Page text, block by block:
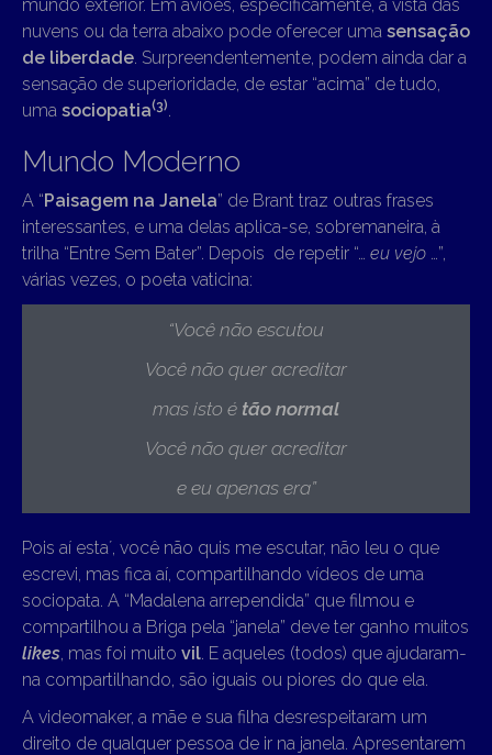
mundo exterior. Em aviões, especificamente, a vista das
nuvens ou da terra abaixo pode oferecer uma sensação
de liberdade. Surpreendentemente, podem ainda dar a
sensação de superioridade, de estar “acima” de tudo,
uma sociopatia(3).
Mundo Moderno
A “Paisagem na Janela” de Brant traz outras frases
interessantes, e uma delas aplica-se, sobremaneira, à
trilha “Entre Sem Bater”. Depois de repetir “… eu vejo …”,
várias vezes, o poeta vaticina:
“Você não escutou
Você não quer acreditar
mas isto é tão normal
Você não quer acreditar
e eu apenas era”
Pois aí esta´, você não quis me escutar, não leu o que
escrevi, mas fica aí, compartilhando vídeos de uma
sociopata. A “Madalena arrependida” que filmou e
compartilhou a Briga pela “janela” deve ter ganho muitos
likes, mas foi muito vil. E aqueles (todos) que ajudaram-
na compartilhando, são iguais ou piores do que ela.
A videomaker, a mãe e sua filha desrespeitaram um
direito de qualquer pessoa de ir na janela. Apresentarem